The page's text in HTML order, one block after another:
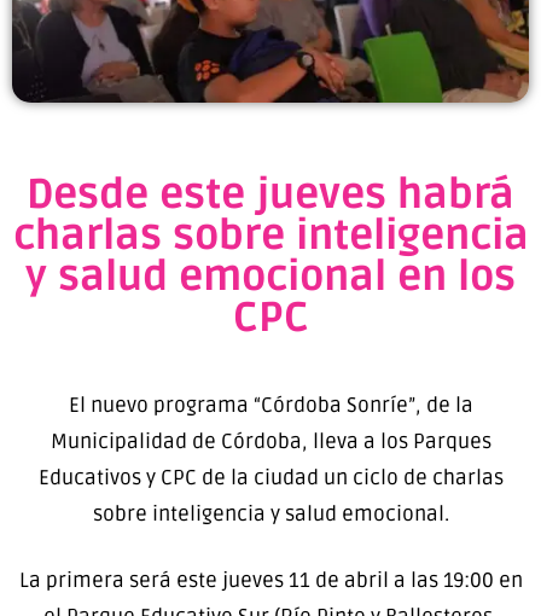
Desde este jueves habrá
charlas sobre inteligencia
y salud emocional en los
CPC
El nuevo programa “Córdoba Sonríe”, de la
Municipalidad de Córdoba, lleva a los Parques
Educativos y CPC de la ciudad un ciclo de charlas
sobre inteligencia y salud emocional.
La primera será este jueves 11 de abril a las 19:00 en